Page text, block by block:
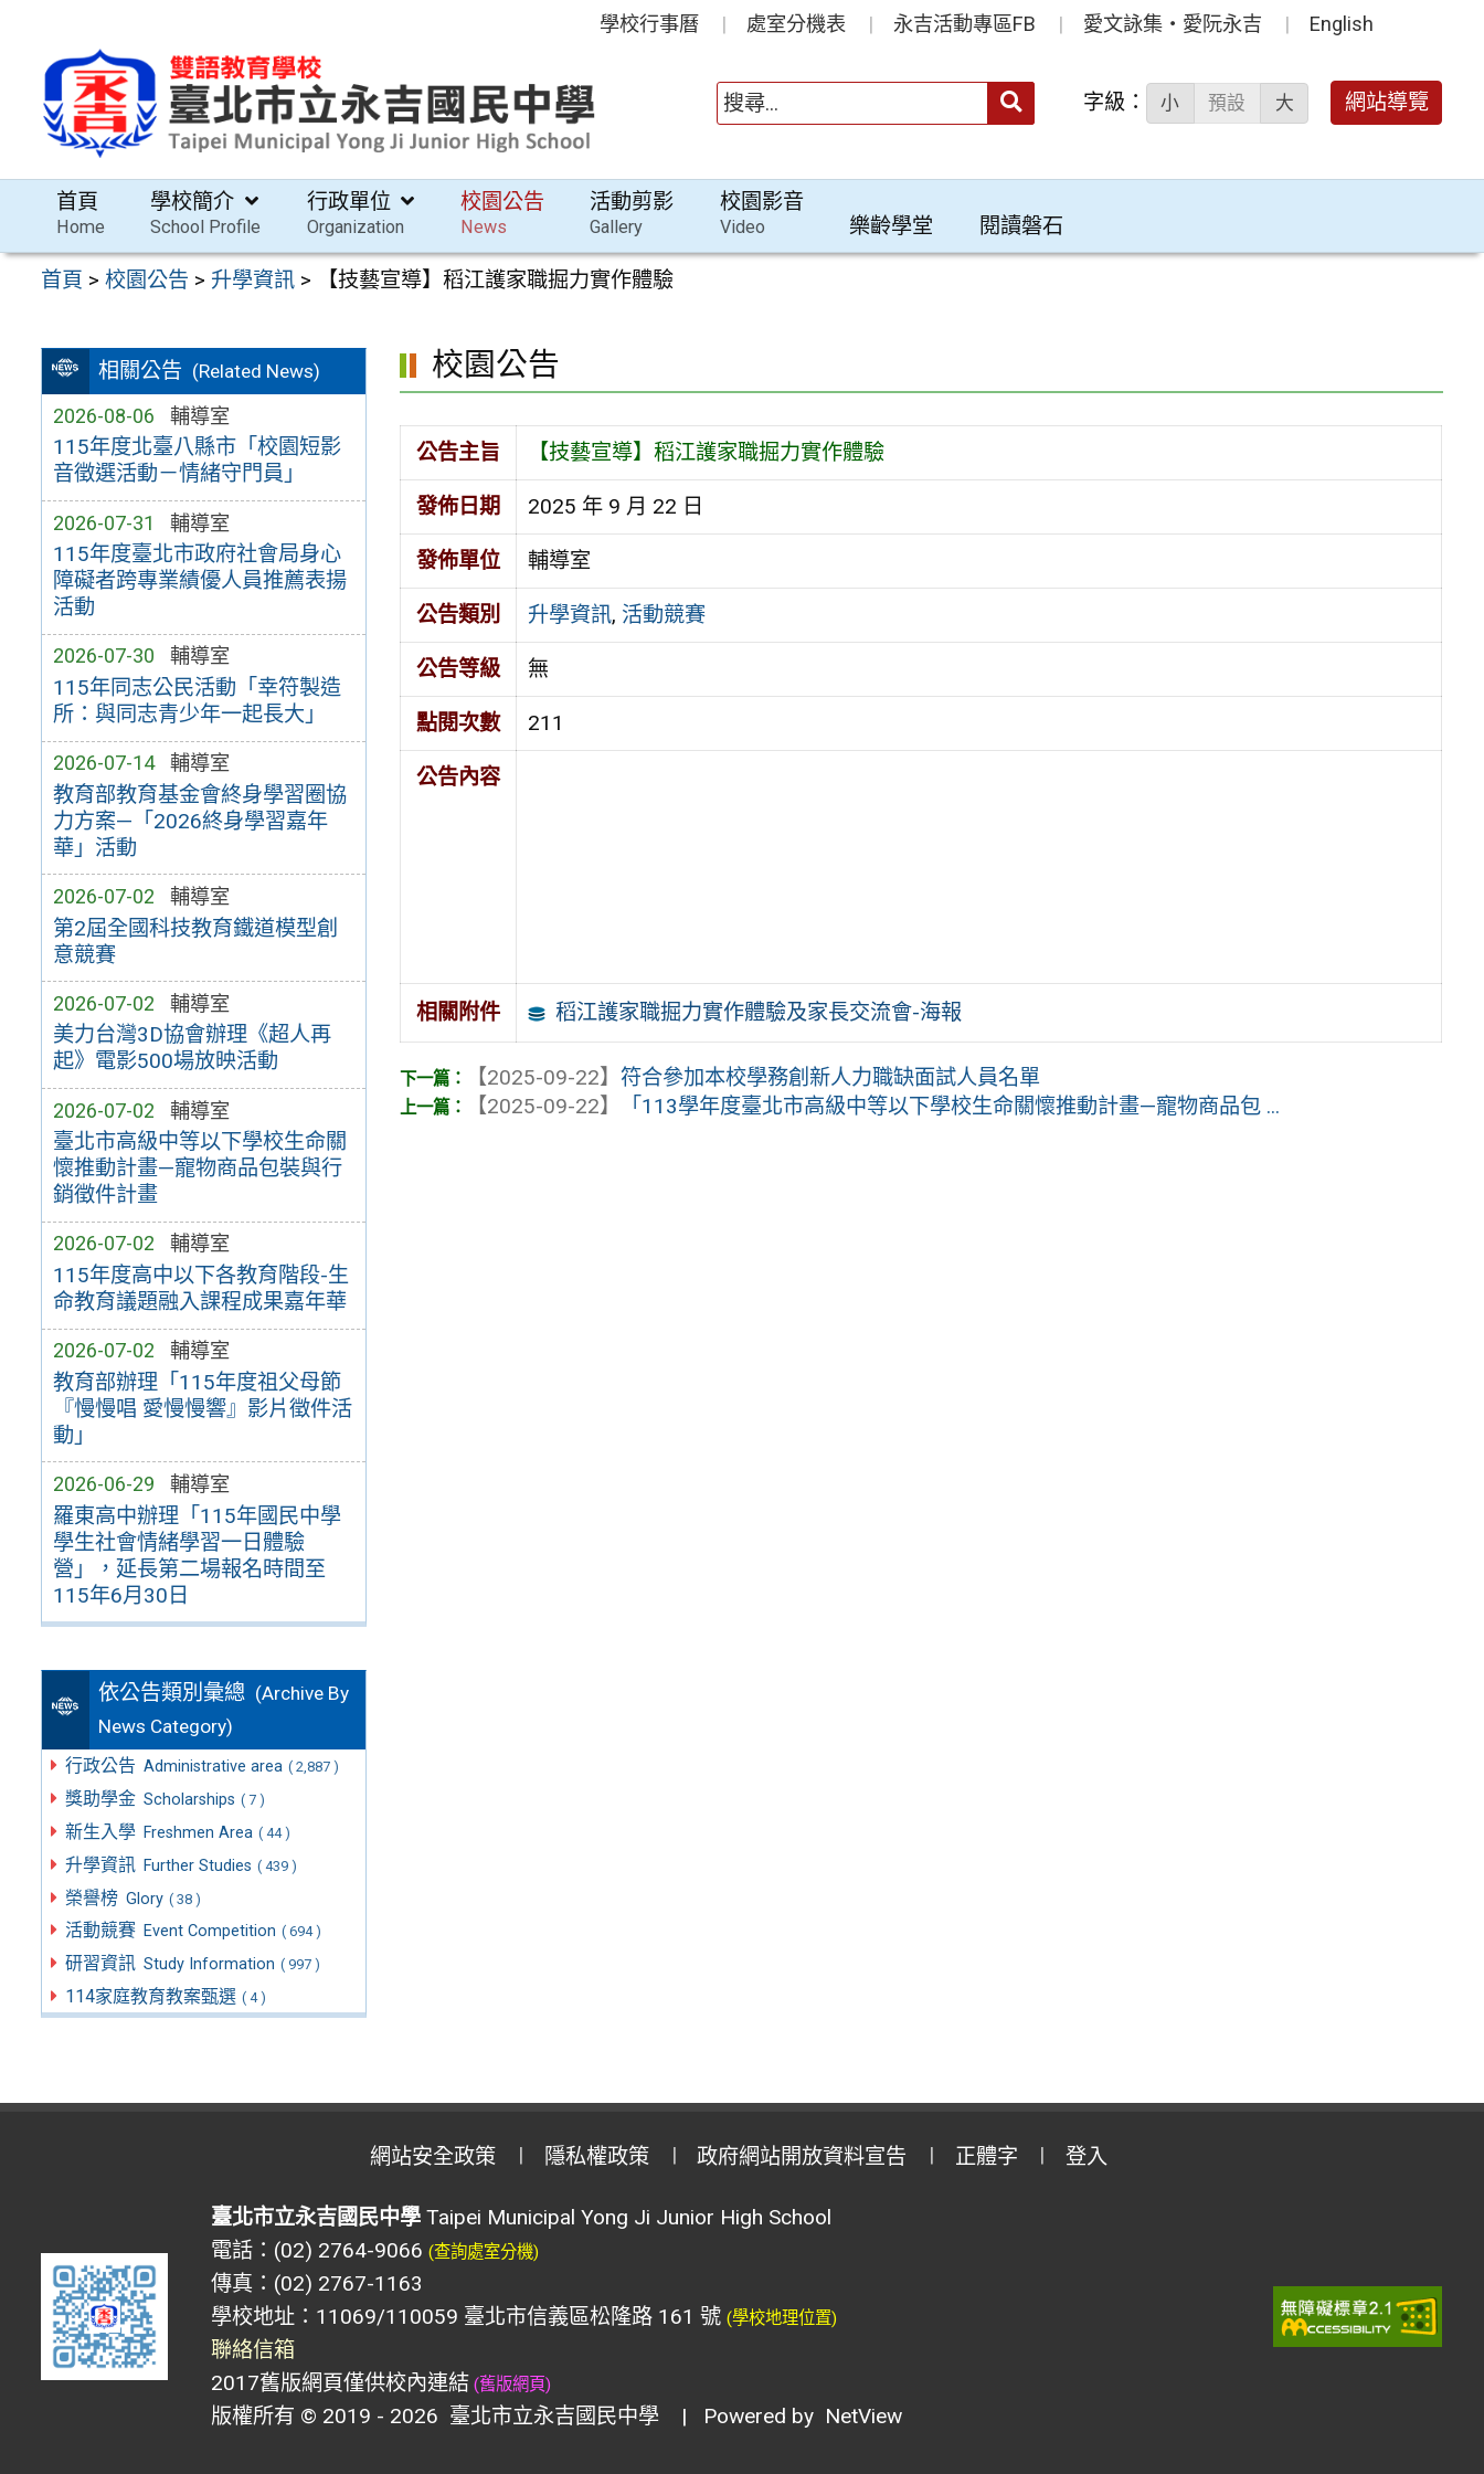
容
學校行事曆 處室分機表 永吉活動專區FB 愛文詠集‧愛阮永吉 English
送出 字級： 小 預設 大 網站導覽
首頁
Home
學校簡介
School Profile
行政單位
Organization
校園公告
News
活動剪影
Gallery
校園影音
Video 樂齡學堂 閱讀磐石
首頁 >校園公告 > 升學資訊 > 【技藝宣導】稻江護家職掘力實作體驗
相關公告 (Related News)
2026-08-06 輔導室
115年度北臺八縣市「校園短影
音徵選活動－情緒守門員」
2026-07-31 輔導室
115年度臺北市政府社會局身心
障礙者跨專業績優人員推薦表揚
活動
2026-07-30 輔導室
115年同志公民活動「幸符製造
所：與同志青少年一起長大」
2026-07-14 輔導室
教育部教育基金會終身學習圈協
力方案—「2026終身學習嘉年
華」活動
2026-07-02 輔導室
第2屆全國科技教育鐵道模型創
意競賽
2026-07-02 輔導室
美力台灣3D協會辦理《超人再
起》電影500場放映活動
2026-07-02 輔導室
臺北市高級中等以下學校生命關
懷推動計畫—寵物商品包裝與行
銷徵件計畫
2026-07-02 輔導室
115年度高中以下各教育階段-生
命教育議題融入課程成果嘉年華
2026-07-02 輔導室
教育部辦理「115年度祖父母節
『慢慢唱 愛慢慢響』影片徵件活
動」
2026-06-29 輔導室
羅東高中辦理「115年國民中學
學生社會情緒學習一日體驗
營」，延長第二場報名時間至
115年6月30日
依公告類別彙總 (Archive By
News Category)
行政公告 Administrative area ( 2,887 )
獎助學金 Scholarships ( 7 )
新生入學 Freshmen Area ( 44 )
升學資訊 Further Studies ( 439 )
榮譽榜 Glory ( 38 )
活動競賽 Event Competition ( 694 )
研習資訊 Study Information ( 997 )
114家庭教育教案甄選 ( 4 )
校園公告
公告主旨 【技藝宣導】稻江護家職掘力實作體驗
發佈日期 2025 年 9 月 22 日
發佈單位 輔導室
公告類別 升學資訊, 活動競賽
公告等級 無
點閱次數 211
公告內容
相關附件 稻江護家職掘力實作體驗及家長交流會-海報
【2025-09-22】 符合參加本校學務創新人力職缺面試人員名單
【2025-09-22】
「113學年度臺北市高級中等以下學校生命關懷推動計畫—寵物商品包 ...
網站安全政策 隱私權政策 政府網站開放資料宣告 正體字 登入
臺北市立永吉國民中學Taipei Municipal Yong Ji Junior High School
電話：(02) 2764-9066 (查詢處室分機)
傳真：(02) 2767-1163
學校地址：11069/110059 臺北市信義區松隆路 161 號 (學校地理位置)
聯絡信箱
2017舊版網頁僅供校內連結 (舊版網頁)
版權所有 © 2019 - 2026 臺北市立永吉國民中學 | Powered by NetView